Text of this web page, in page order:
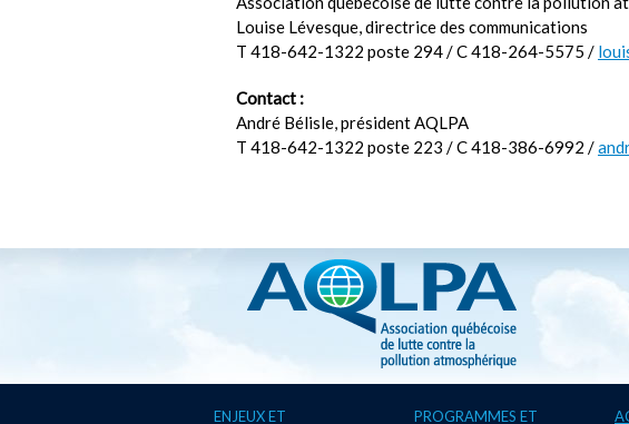
Louise Lévesque, directrice des communications
T 418-642-1322 poste 294 / C 418-264-5575 /
Contact :
André Bélisle, président AQLPA
T 418-642-1322 poste 223 / C 418-386-6992 /
ENJEUX ET PROGRAMMES ET